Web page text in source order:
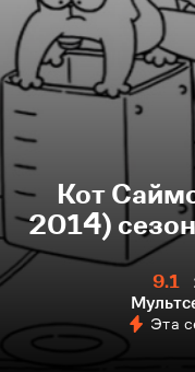
Кот
2014)
9.1
Эта